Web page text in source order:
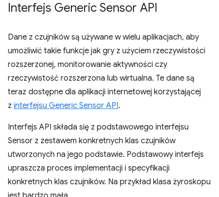
Interfejs Generic Sensor API
Dane z czujników są używane w wielu aplikacjach, aby
umożliwić takie funkcje jak gry z użyciem rzeczywistości
rozszerzonej, monitorowanie aktywności czy
rzeczywistość rozszerzona lub wirtualna. Te dane są
teraz dostępne dla aplikacji internetowej korzystającej
z interfejsu Generic Sensor API.
Interfejs API składa się z podstawowego interfejsu
Sensor z zestawem konkretnych klas czujników
utworzonych na jego podstawie. Podstawowy interfejs
upraszcza proces implementacji i specyfikacji
konkretnych klas czujników. Na przykład klasa żyroskopu